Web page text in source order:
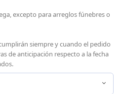
excepto para arreglos fúnebres o
siempre y cuando el pedido
de anticipación respecto a la fecha